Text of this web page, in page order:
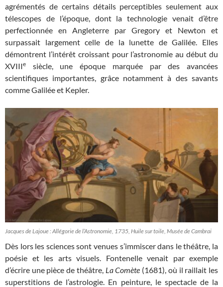
agrémentés de certains détails perceptibles seulement aux
télescopes de l’époque, dont la technologie venait d’être
perfectionnée en Angleterre par Gregory et Newton et
surpassait largement celle de la lunette de Galilée. Elles
démontrent l’intérêt croissant pour l’astronomie au début du
XVIIIe
siècle, une époque marquée par des avancées
scientifiques importantes, grâce notamment à des savants
comme Galilée et Kepler.
Jacques de Lajoue : Allégorie de l’Astronomie, 1735, Huile sur toile, Musée de Cambrai
Dès lors les sciences sont venues s’immiscer dans le théâtre, la
poésie et les arts visuels. Fontenelle venait par exemple
d’écrire une pièce de théâtre, La Comète (1681), où il raillait les
superstitions de l’astrologie. En peinture, le spectacle de la